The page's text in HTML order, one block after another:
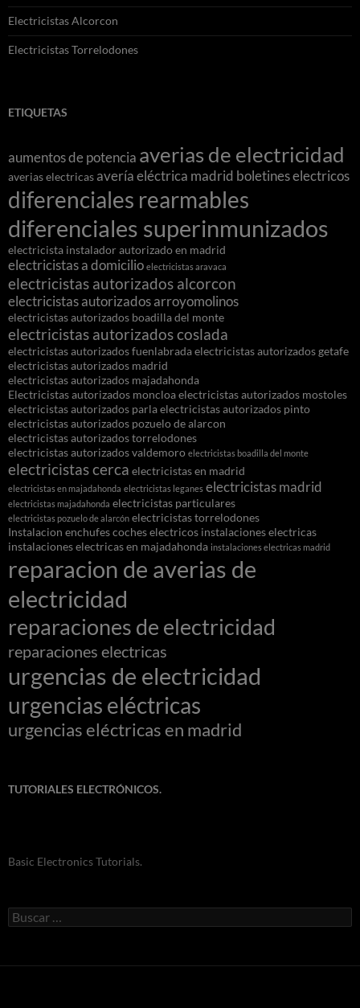
Electricistas Alcorcon
Electricistas Torrelodones
ETIQUETAS
aumentos de potencia averias de electricidad
averias electricas avería eléctrica madrid boletines electricos
diferenciales rearmables
diferenciales superinmunizados
electricista instalador autorizado en madrid
electricistas a domicilio electricistas aravaca
electricistas autorizados alcorcon
electricistas autorizados arroyomolinos
electricistas autorizados boadilla del monte
electricistas autorizados coslada
electricistas autorizados fuenlabradaelectricistas autorizados getafe
electricistas autorizados madrid
electricistas autorizados majadahonda
Electricistas autorizados moncloaelectricistas autorizados mostoles
electricistas autorizados parlaelectricistas autorizados pinto
electricistas autorizados pozuelo de alarcon
electricistas autorizados torrelodones
electricistas autorizados valdemoro electricistas boadilla del monte
electricistas cerca electricistas en madrid
electricistas en majadahonda electricistas leganes electricistas madrid
electricistas majadahonda electricistas particulares
electricistas pozuelo de alarcón electricistas torrelodones
Instalacion enchufes coches electricos instalaciones electricas
instalaciones electricas en majadahonda instalaciones electricas madrid
reparacion de averias de
electricidad
reparaciones de electricidad
reparaciones electricas
urgencias de electricidad
urgencias eléctricas
urgencias eléctricas en madrid
TUTORIALES ELECTRÓNICOS.
Basic Electronics Tutorials.